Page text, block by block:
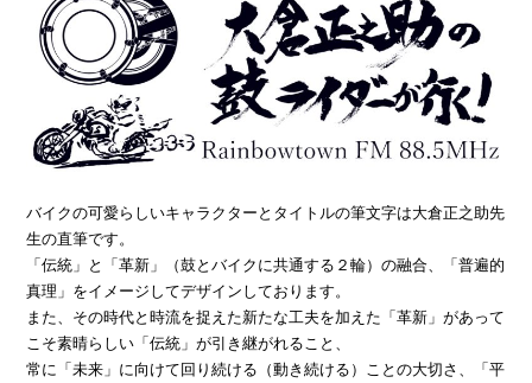
バイクの可愛らしいキャラクターとタイトルの筆文字は大倉正之助先
生の直筆です。
「伝統」と「革新」（鼓とバイクに共通する２輪）の融合、「普遍的
真理」をイメージしてデザインしております。
また、その時代と時流を捉えた新たな工夫を加えた「革新」があって
こそ素晴らしい「伝統」が引き継がれること、
常に「未来」に向けて回り続ける（動き続ける）ことの大切さ、「平